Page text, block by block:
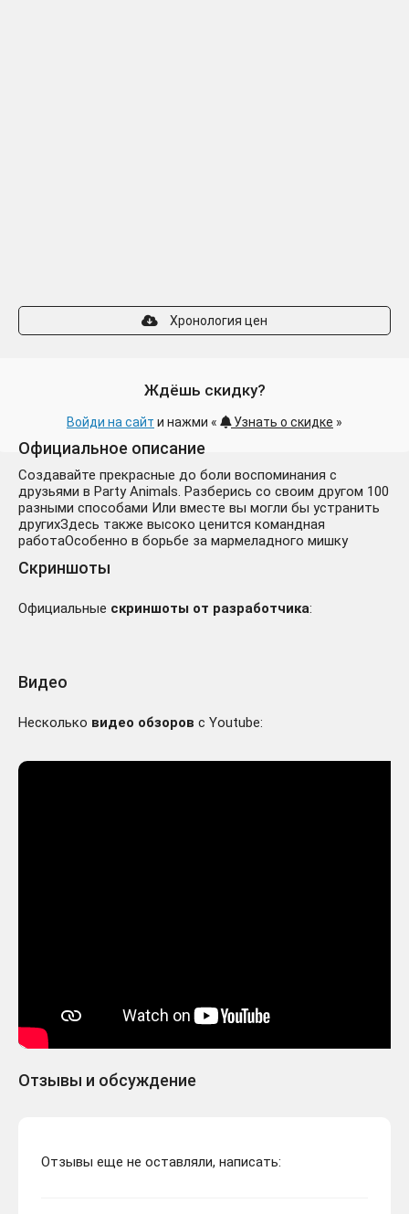
Хронология цен
Ждёшь скидку?
Войди на сайт и нажми « Узнать о скидке »
Официальное описание
Создавайте прекрасные до боли воспоминания с
друзьями в Party Animals. Разберись со своим другом 100
разными способами Или вместе вы могли бы устранить
другихЗдесь также высоко ценится командная
работаОсобенно в борьбе за мармеладного мишку
Скриншоты
Официальные скриншоты от разработчика:
Видео
Несколько видео обзоров с Youtube:
Отзывы и обсуждение
Отзывы еще не оставляли, написать: